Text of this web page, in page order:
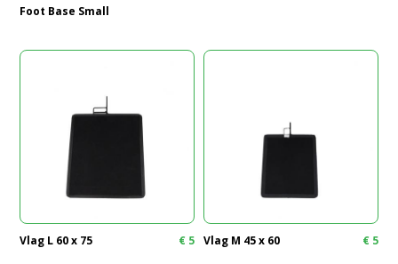
Foot Base Small
Vlag L 60 x 75 € 5 Vlag M 45 x 60 €5